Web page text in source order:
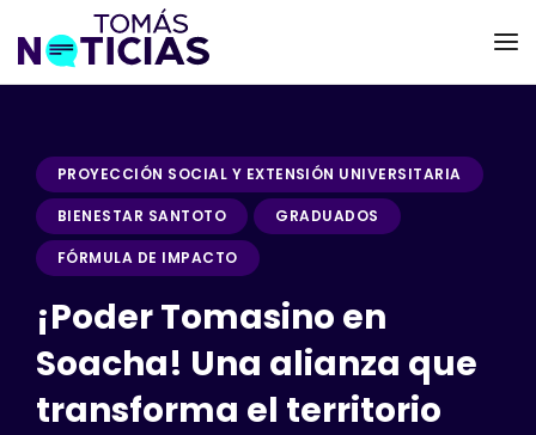
PROYECCIÓN SOCIAL Y EXTENSIÓN UNIVERSITARIA
BIENESTAR SANTOTO GRADUADOS
FÓRMULA DE IMPACTO
¡Poder Tomasino en
Soacha! Una alianza que
transforma el territorio